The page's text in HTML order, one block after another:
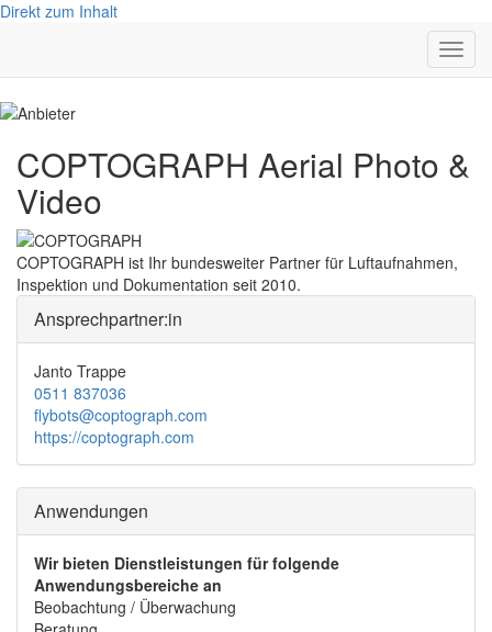
Direkt zum Inhalt
COPTOGRAPH Aerial Photo &
Video
COPTOGRAPH ist Ihr bundesweiter Partner für Luftaufnahmen,
Inspektion und Dokumentation seit 2010.
Ansprechpartner:in
Janto Trappe
0511 837036
flybots@coptograph.com
https://coptograph.com
Anwendungen
Wir bieten Dienstleistungen für folgende
Anwendungsbereiche an
Beobachtung / Überwachung